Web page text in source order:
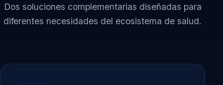
Dos soluciones complementarias diseñadas para
diferentes necesidades del ecosistema de salud.